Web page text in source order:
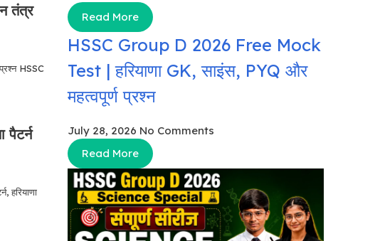
तंत्र
HSSC
हरियाणा
Read More
HSSC Group D 2026 Free Mock
Test | हरियाणा GK, साइंस, PYQ और
महत्वपूर्ण प्रश्न
July 28, 2026 No Comments
Read More